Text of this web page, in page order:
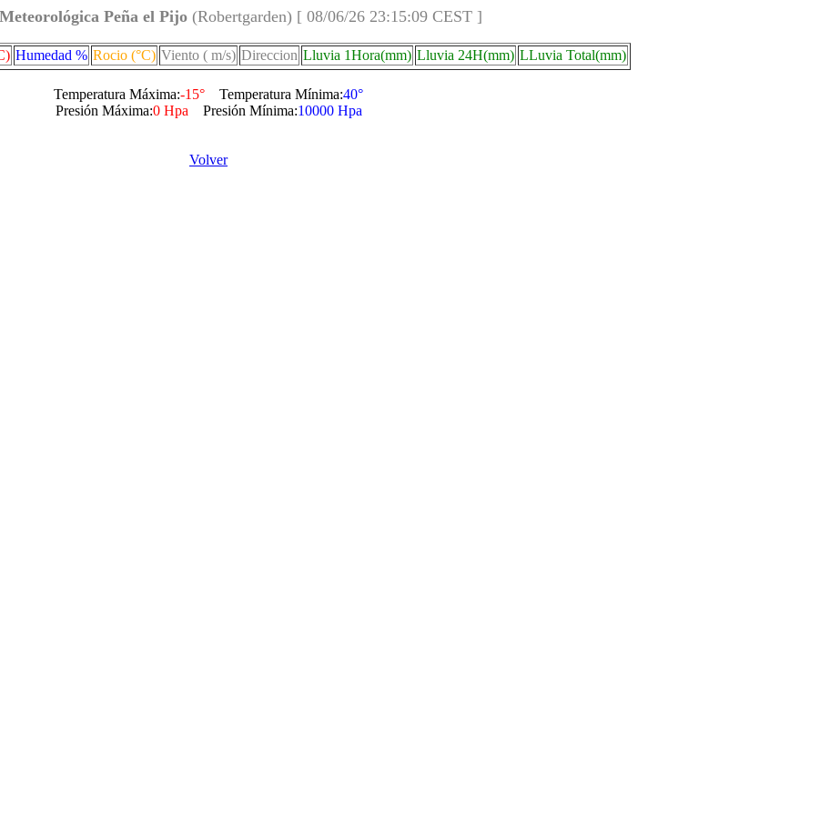
Peña el Pijo (Robertgarden) [ 08/06/26 23:15:09 CEST ]
Humedad % Rocio (°C) Viento ( m/s) Direccion Lluvia 1Hora(mm) Lluvia 24H(mm) LLuvia Total(mm)
Temperatura Máxima:-15° Temperatura Mínima:40°
Presión Máxima:0 Hpa Presión Mínima:10000 Hpa
Volver